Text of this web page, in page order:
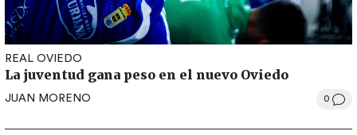
REAL OVIEDO
La juventud gana peso en el nuevo Oviedo
JUAN MORENO 0